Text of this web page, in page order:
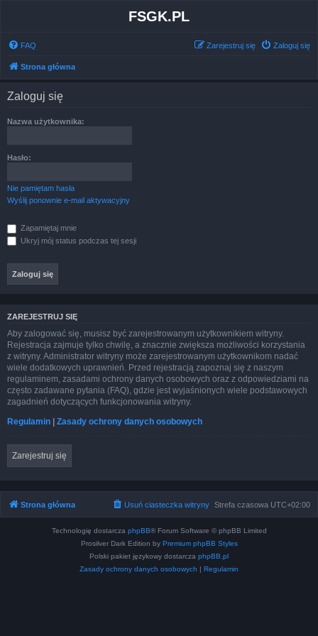
FSGK.PL
FAQ Zaloguj się
Zarejestruj się
Strona główna
Zaloguj się
Nazwa użytkownika:
Hasło:
Nie pamiętam hasła
Wyślij ponownie e-mail aktywacyjny
Zapamiętaj mnie
Ukryj mój status podczas tej sesji
ZAREJESTRUJ SIĘ
Aby zalogować się, musisz być zarejestrowanym użytkownikiem witryny.
Rejestracja zajmuje tylko chwilę, a znacznie zwiększa możliwości korzystania
z witryny. Administrator witryny może zarejestrowanym użytkownikom nadać
wiele dodatkowych uprawnień. Przed rejestracją zapoznaj się z naszym
regulaminem, zasadami ochrony danych osobowych oraz z odpowiedziami na
często zadawane pytania (FAQ), gdzie jest wyjaśnionych wiele podstawowych
zagadnień dotyczących funkcjonowania witryny.
Regulamin | Zasady ochrony danych osobowych
Zarejestruj się
Strona główna Strefa czasowa UTC+02:00
Usuń ciasteczka witryny
Technologię dostarcza phpBB® Forum Software © phpBB Limited
Prosilver Dark Edition by Premium phpBB Styles
Polski pakiet językowy dostarcza phpBB.pl
Zasady ochrony danych osobowych | Regulamin